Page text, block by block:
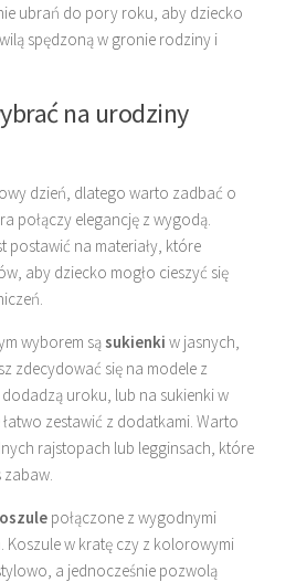
ubrań do pory roku, aby dziecko
spędzoną w gronie rodziny i
na urodziny
dzień, dlatego warto zadbać o
połączy elegancję z wygodą.
postawić na materiały, które
aby dziecko mogło cieszyć się
wyborem sąsukienki w jasnych,
zdecydować się na modele z
uroku, lub na sukienki w
zestawić z dodatkami. Warto
rajstopach lub legginsach, które
połączone z wygodnymi
w kratę czy z kolorowymi
a jednocześnie pozwolą